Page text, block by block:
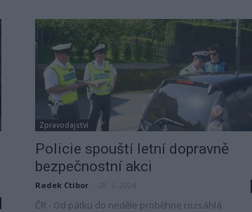
Zpravodajství
Policie spouští letní dopravně
bezpečnostní akci
Radek Ctibor
ČR - Od pátku do neděle proběhne rozsáhlá